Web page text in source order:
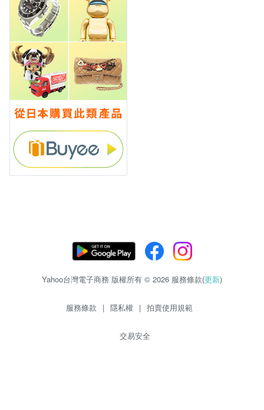
Yahoo台灣電子商務 版權所有 © 2026 服務條款(更新)
服務條款 | 隱私權 | 拍賣使用規範
交易安全